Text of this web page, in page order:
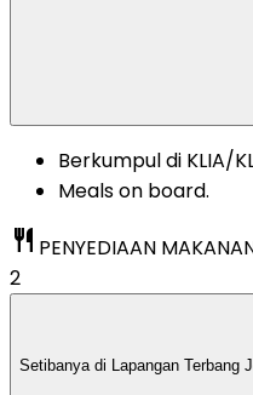
Berkumpul di KLIA/
Meals on board.
restaurant PENYEDIAAN
2
Setibanya di Lapangan Terbang